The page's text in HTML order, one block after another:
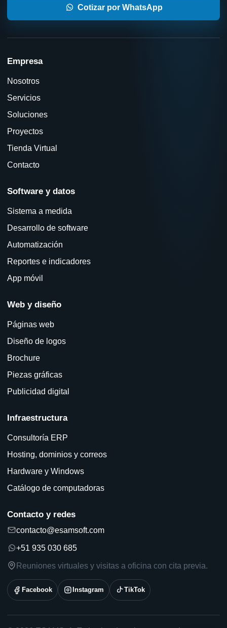
Cotizar por WhatsApp
Empresa
Nosotros
Servicios
Soluciones
Proyectos
Tienda Virtual
Contacto
Software y datos
Sistema a medida
Desarrollo de software
Automatización
Reportes e indicadores
App móvil
Web y diseño
Páginas web
Diseño de logos
Brochure
Piezas gráficas
Publicidad digital
Infraestructura
Consultoría ERP
Hosting, dominios y correos
Hardware y Windows
Catálogo de computadoras
Contacto y redes
contacto@esamsoft.com
+51 935 030 685
Reuniones virtuales y visitas a oficina con cita previa.
Facebook Instagram TikTok